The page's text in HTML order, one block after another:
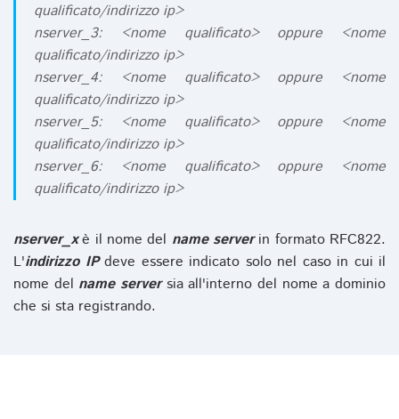
qualificato/indirizzo ip>
nserver_3: <nome qualificato> oppure <nome
qualificato/indirizzo ip>
nserver_4: <nome qualificato> oppure <nome
qualificato/indirizzo ip>
nserver_5: <nome qualificato> oppure <nome
qualificato/indirizzo ip>
nserver_6: <nome qualificato> oppure <nome
qualificato/indirizzo ip>
nserver_xè il nome del name serverin formato RFC822.
L'indirizzo IPdeve essere indicato solo nel caso in cui il
nome del name serversia all'interno del nome a dominio
che si sta registrando.